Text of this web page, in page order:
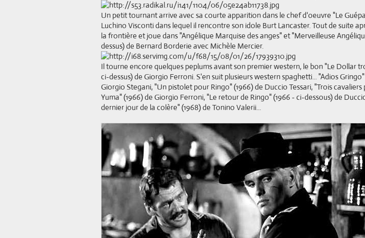
Un petit tournant arrive avec sa courte apparition dans le chef d'oeuvre "Le
Luchino Visconti dans lequel il rencontre son idole Burt Lancaster. Tout de suite
la frontière et joue dans "Angélique Marquise des anges" et "Merveilleuse
dessus) de Bernard Borderie avec Michèle Mercier.
Il tourne encore quelques peplums avant son premier western, le bon "Le Dollar
ci-dessus) de Giorgio Ferroni. S'en suit plusieurs western spaghetti... "Adios Gringo"
Giorgio Stegani, "Un pistolet pour Ringo" (1966) de Duccio Tessari, "Trois
Yuma" (1966) de Giorgio Ferroni, "Le retour de Ringo" (1966 - ci-dessous) de
dernier jour de la colère" (1968) de Tonino Valerii...